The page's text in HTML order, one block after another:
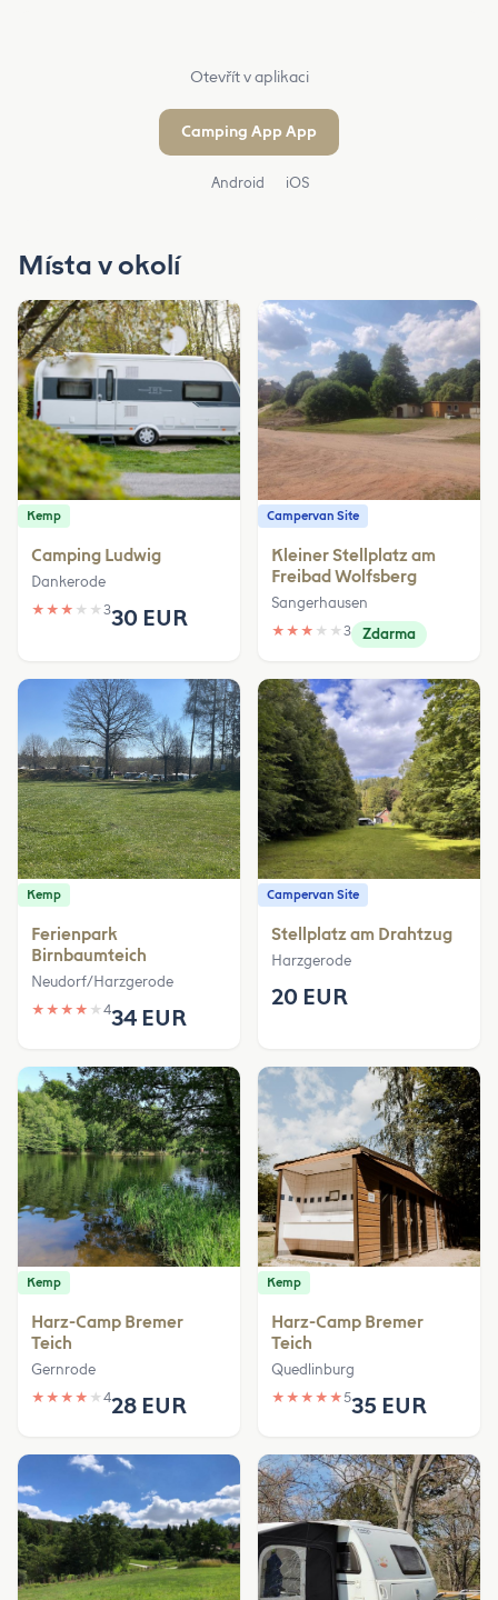
Otevřít v aplikaci
Camping App App
Android iOS
Místa v okolí
Kemp
Camping Ludwig
Dankerode
★ ★ ★ ★ ★ 330 EUR
Campervan Site
Kleiner Stellplatz am
Freibad Wolfsberg
Sangerhausen
★ ★ ★ ★ ★ 3 Zdarma
Kemp
Ferienpark
Birnbaumteich
Neudorf/Harzgerode
★ ★ ★ ★ ★ 434 EUR
Campervan Site
Stellplatz am Drahtzug
Harzgerode
20 EUR
Kemp
Harz-Camp Bremer
Teich
Gernrode
★ ★ ★ ★ ★ 428 EUR
Kemp
Harz-Camp Bremer
Teich
Quedlinburg
★ ★ ★ ★ ★535 EUR